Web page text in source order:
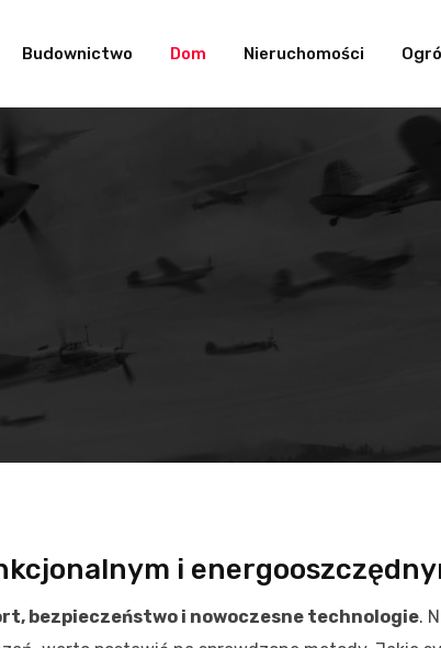
Budownictwo Dom Nieruchomości
i
bezpieczeństwo i nowoczesne technologie.